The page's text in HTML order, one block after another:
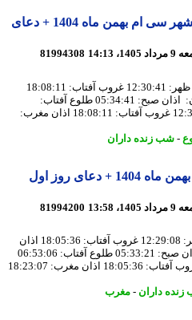
اوقات شرعی آبادان و خرمشهر سی ام بهمن ماه 1404 + دعای
81994308
05:34:41 طلوع آفتاب: 06:53:38 اذان ظهر: 12:30:41 غروب آفتاب: 18:08:11
اذان مغرب: 18:25:31 نیمه شب آبادان: اذان صبح: 05:34:41 طلوع آفتاب:
06:53:38 اذان ظهر: - اذان ظهر: 12:30:41 غروب آفتاب: 18:08:11 اذان مغرب:
زنده داران
اوقات شرعی اهواز سی ام بهمن ماه 1404 + دعای روز اول
81994200
33:21 طلوع آفتاب: 06:53:06 اذان ظهر: 12:29:08 غروب آفتاب: 18:05:36 اذان
مغرب: 18:23:07 نیمه شب شرعی: اذان صبح: 05:33:21 طلوع آفتاب: 06:53:06
اذان ظهر: 12:29:08 غروب آفتاب: - غروب آفتاب: 18:05:36 اذان مغرب: 18:23:07
داران - مغرب